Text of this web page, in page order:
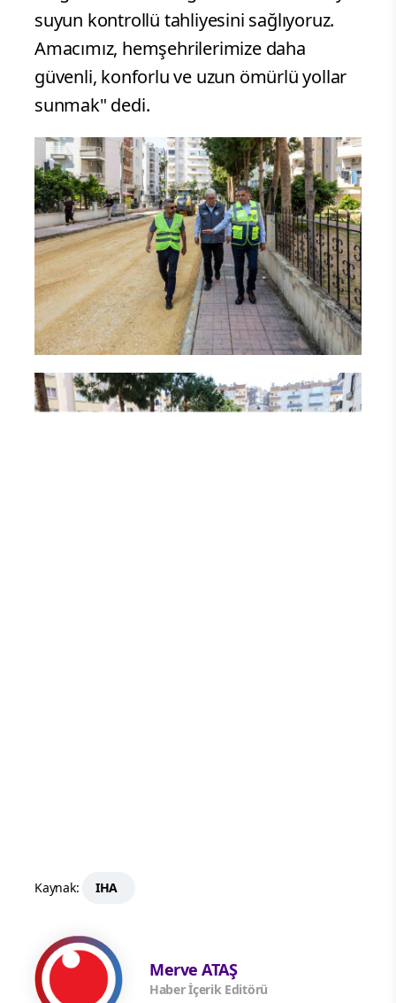
suyun kontrollü tahliyesini sağlıyoruz.
Amacımız, hemşehrilerimize daha
güvenli, konforlu ve uzun ömürlü yollar
sunmak" dedi.
Kaynak: IHA
Merve ATAŞ
Haber İçerik Editörü